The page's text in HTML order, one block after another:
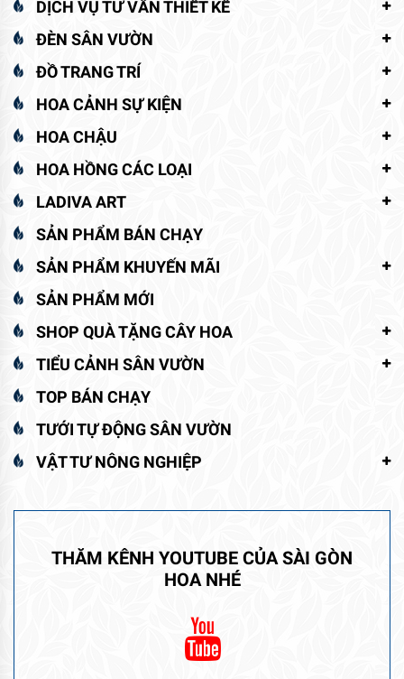
DỊCH VỤ TƯ VẤN THIẾT KẾ
ĐÈN SÂN VƯỜN
ĐỒ TRANG TRÍ
HOA CẢNH SỰ KIỆN
HOA CHẬU
HOA HỒNG CÁC LOẠI
LADIVA ART
SẢN PHẨM BÁN CHẠY
SẢN PHẨM KHUYẾN MÃI
SẢN PHẨM MỚI
SHOP QUÀ TẶNG CÂY HOA
TIỂU CẢNH SÂN VƯỜN
TOP BÁN CHẠY
TƯỚI TỰ ĐỘNG SÂN VƯỜN
VẬT TƯ NÔNG NGHIỆP
THĂM KÊNH YOUTUBE CỦA SÀI GÒN
HOA NHÉ